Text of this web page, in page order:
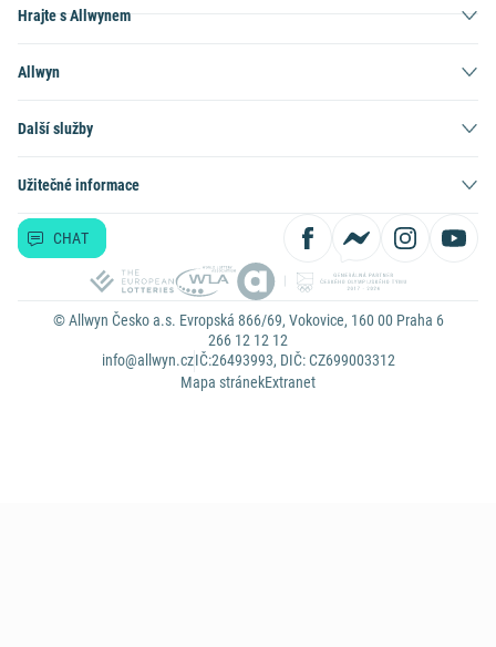
Hrajte s Allwynem
Allwyn
Další služby
Užitečné informace
CHAT
© Allwyn Česko a.s. Evropská 866/69, Vokovice, 160 00 Praha 6
266 12 12 12
info@allwyn.czIČ:26493993, DIČ: CZ699003312
Mapa stránekExtranet